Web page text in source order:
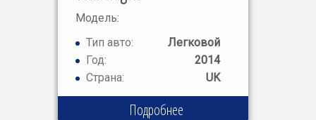
Модель:
PASSAT SE
BLUEMOTN
TECH
Тип авто:
Легковой
Год:
2014
Страна:
UK
Подробнее